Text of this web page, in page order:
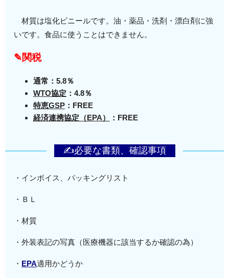
材質は塩化ビニールです。油・薬品・洗剤・漂白剤に強
いです。食品に使うことはできません。
✎関税
通常：5.8％
WTO協定 ：4.8％
特恵GSP：FREE
経済連携協定（EPA）
：FREE
✍必要な書類、確認事項
・インボイス、パッキングリスト
・ＢＬ
・材質
・外装表記の写真（医療機器に該当するか確認の為）
・ EPA適用かどうか